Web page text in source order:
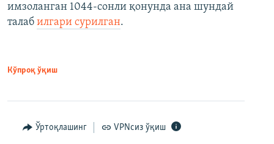
имзоланган 1044-сонли қонунда ана шундай
талаб илгари сурилган.
Кўпроқ ўқиш
Ўртоқлашинг VPNсиз ўқиш